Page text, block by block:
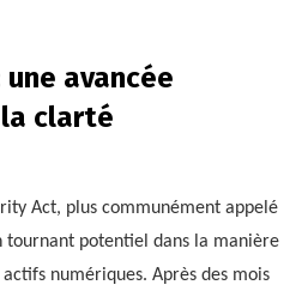
une avancée
clarté
Act, plus communément appelé
tournant potentiel dans la manière
numériques. Après des mois